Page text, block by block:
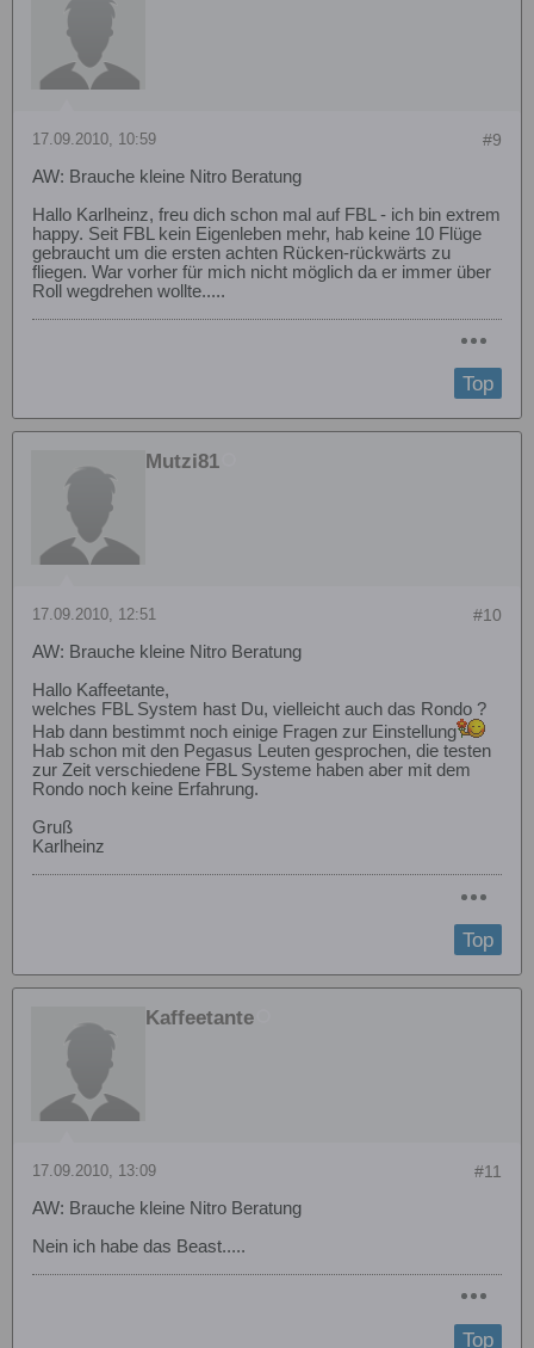
#9
17.09.2010, 10:59
AW: Brauche kleine Nitro Beratung
Hallo Karlheinz, freu dich schon mal auf FBL - ich bin extrem
happy. Seit FBL kein Eigenleben mehr, hab keine 10 Flüge
gebraucht um die ersten achten Rücken-rückwärts zu
fliegen. War vorher für mich nicht möglich da er immer über
Roll wegdrehen wollte.....
Top
Mutzi81
#10
17.09.2010, 12:51
AW: Brauche kleine Nitro Beratung
Hallo Kaffeetante,
welches FBL System hast Du, vielleicht auch das Rondo ?
Hab dann bestimmt noch einige Fragen zur Einstellung
Hab schon mit den Pegasus Leuten gesprochen, die testen
zur Zeit verschiedene FBL Systeme haben aber mit dem
Rondo noch keine Erfahrung.
Gruß
Karlheinz
Top
Kaffeetante
#11
17.09.2010, 13:09
AW: Brauche kleine Nitro Beratung
Nein ich habe das Beast.....
Top